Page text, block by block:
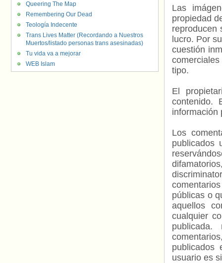
Las
propiedad
reproducen
lucro. Por
cuestión
tipo.
El
contenido.
información
Los
publicados
públicas o
aquellos
cualquier
usuario es
Queering The Map
Remembering Our Dead
Teología Indecente
Trans Lives Matter (Recordando a Nuestros
Muertos/listado personas trans asesinadas)
Tu vida va a mejorar
WEB Islam